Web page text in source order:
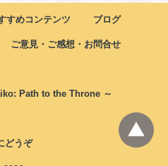
すめコンテンツ ブログ
ご意見・ご感想・お問合せ
Path to the Throne ～
どうぞ